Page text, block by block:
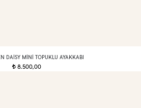
DAISY MINI TOPUKLU AYAKKABI
t8.500,00